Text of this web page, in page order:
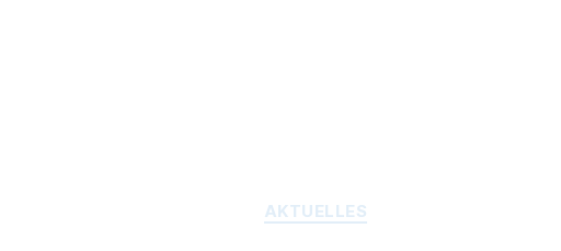
Kategorien
AKTUELLES